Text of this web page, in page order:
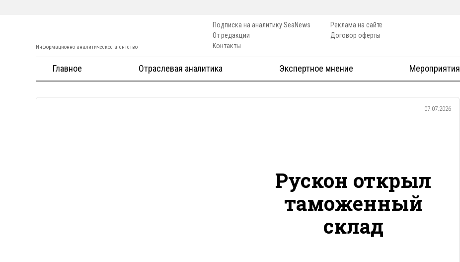
Информационно-аналитическое агентство
Подписка на аналитику SeaNews
От редакции
Контакты
Реклама на сайте
Договор оферты
Главное Отраслевая аналитика Экспертное мнение Мероприятия
07.07.2026
Рускон открыл
таможенный
склад